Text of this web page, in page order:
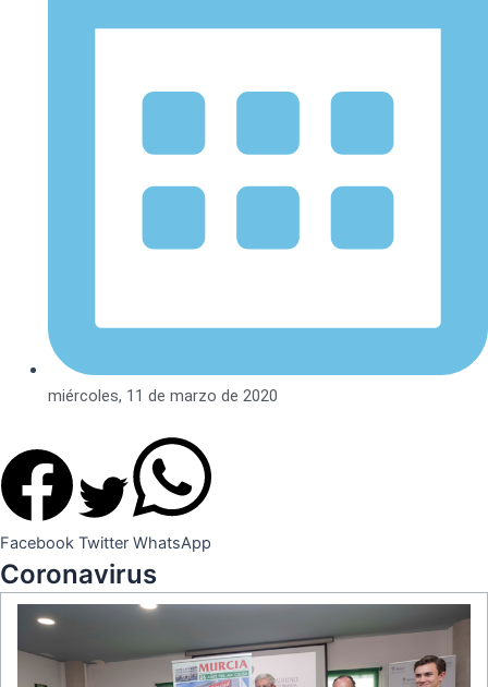
miércoles, 11 de marzo de 2020
Facebook Twitter WhatsApp
Coronavirus